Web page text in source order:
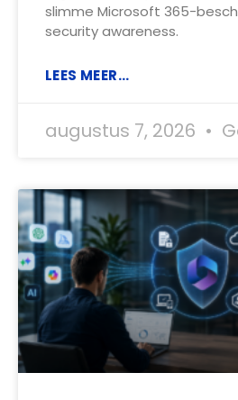
slimme Microsoft 365-
security awareness.
LEES MEER...
augustus 7, 2026